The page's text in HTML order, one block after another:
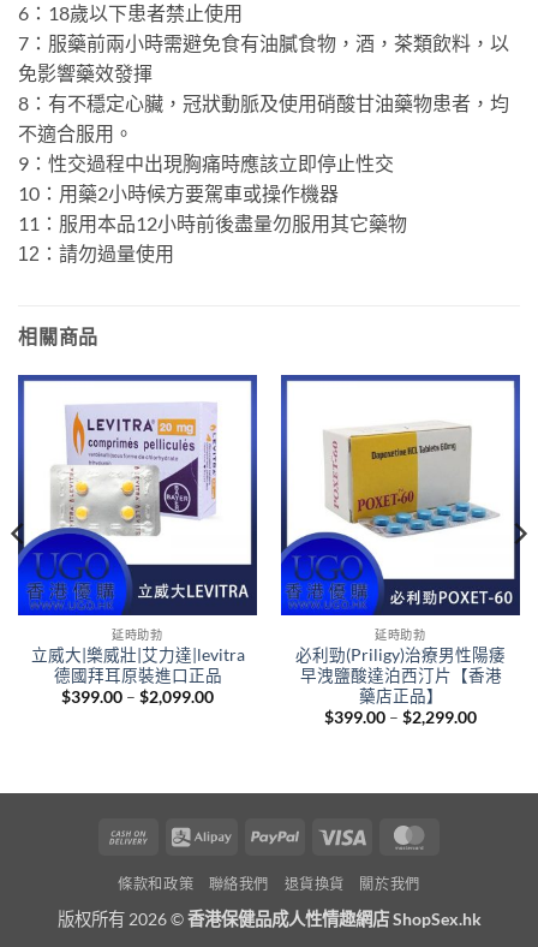
6：18歲以下患者禁止使用
7：服藥前兩小時需避免食有油膩食物，酒，茶類飲料，以
免影響藥效發揮
8：有不穩定心臟，冠狀動脈及使用硝酸甘油藥物患者，均
不適合服用。
9：性交過程中出現胸痛時應該立即停止性交
10：用藥2小時候方要駕車或操作機器
11：服用本品12小時前後盡量勿服用其它藥物
12：請勿過量使用
相關商品
延時助勃
立威大|樂威壯|艾力達|levitra
德國拜耳原裝進口正品
$399.00 – $2,099.00Price
延時助勃
必利勁(Priligy)治療男性陽痿
早洩鹽酸達泊西汀片【香港
藥店正品】
$399.00 – $2,299.00Price
Cash
Delivery
Alipay PayPal Visa
條款和政策 聯絡我們 退貨換貨 關於我們
版权所有 2026 ©香港保健品成人性情趣網店 ShopSex.hk